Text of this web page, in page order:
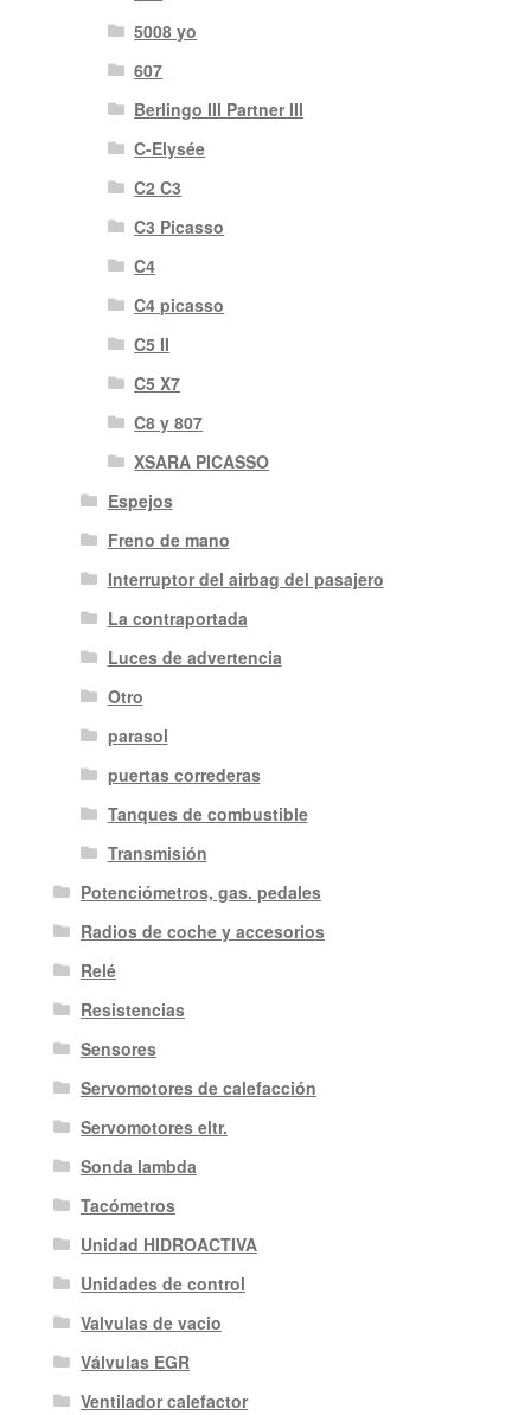
5008 yo
607
Berlingo III Partner III
C-Elysée
C2 C3
C3 Picasso
C4
C4 picasso
C5 II
C5 X7
C8 y 807
XSARA PICASSO
Espejos
Freno de mano
Interruptor del airbag del pasajero
La contraportada
Luces de advertencia
Otro
parasol
puertas correderas
Tanques de combustible
Transmisión
Potenciómetros, gas. pedales
Radios de coche y accesorios
Relé
Resistencias
Sensores
Servomotores de calefacción
Servomotores eltr.
Sonda lambda
Tacómetros
Unidad HIDROACTIVA
Unidades de control
Valvulas de vacio
Válvulas EGR
Ventilador calefactor